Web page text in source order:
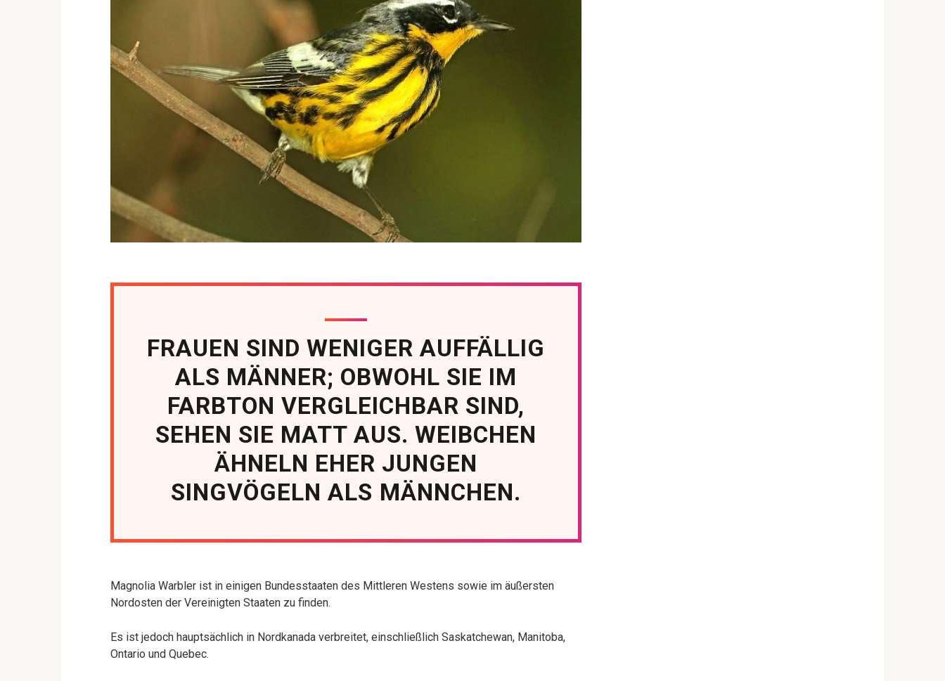
FRAUEN SIND WENIGER AUFFÄLLIG
ALS MÄNNER; OBWOHL SIE IM
FARBTON VERGLEICHBAR SIND,
SEHEN SIE MATT AUS. WEIBCHEN
ÄHNELN EHER JUNGEN
SINGVÖGELN ALS MÄNNCHEN.
Magnolia Warbler ist in einigen Bundesstaaten des Mittleren Westens sowie im äußersten
Nordosten der Vereinigten Staaten zu finden.
Es ist jedoch hauptsächlich in Nordkanada verbreitet, einschließlich Saskatchewan, Manitoba,
Ontario und Quebec.